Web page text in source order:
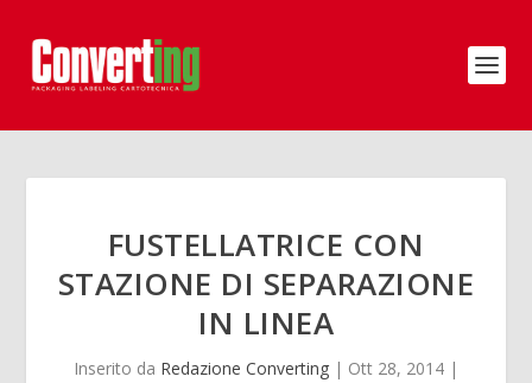
FUSTELLATRICE CON
STAZIONE DI SEPARAZIONE
IN LINEA
Inserito da Redazione Converting | Ott 28, 2014 |